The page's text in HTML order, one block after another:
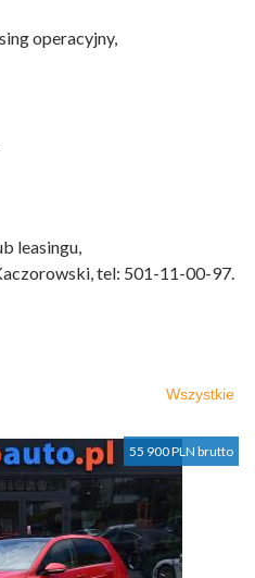
operacyjny,
leasingu,
tel: 501-11-00-97.
Wszystkie
55 900 PLN brutto